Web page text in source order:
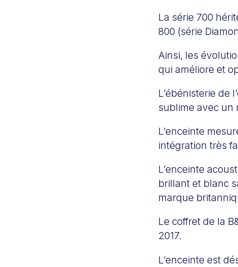
La série 700
800 (série
Ainsi, les
qui améliore et
L’ébénisterie de
sublime avec un
L’enceinte
intégration très
L’enceinte
brillant et blanc
marque
Le coffret de la
2017.
L’enceinte est